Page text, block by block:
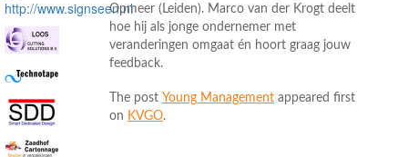
Opmeer (Leiden). Marco van der Krogt deelt
hoe hij als jonge ondernemer met
veranderingen omgaat én hoort graag jouw
feedback.
The post Young Management appeared first
on KVGO.